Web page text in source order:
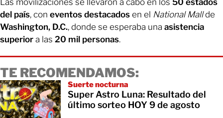
Las movilizaciones se llevaron a cabo en los 50 estados
del país, con eventos destacados en el National Mallde
Washington, D.C., donde se esperaba una asistencia
superior a las 20 mil personas.
TE RECOMENDAMOS:
Suerte nocturna
Super Astro Luna: Resultado del
último sorteo HOY 9 de agosto